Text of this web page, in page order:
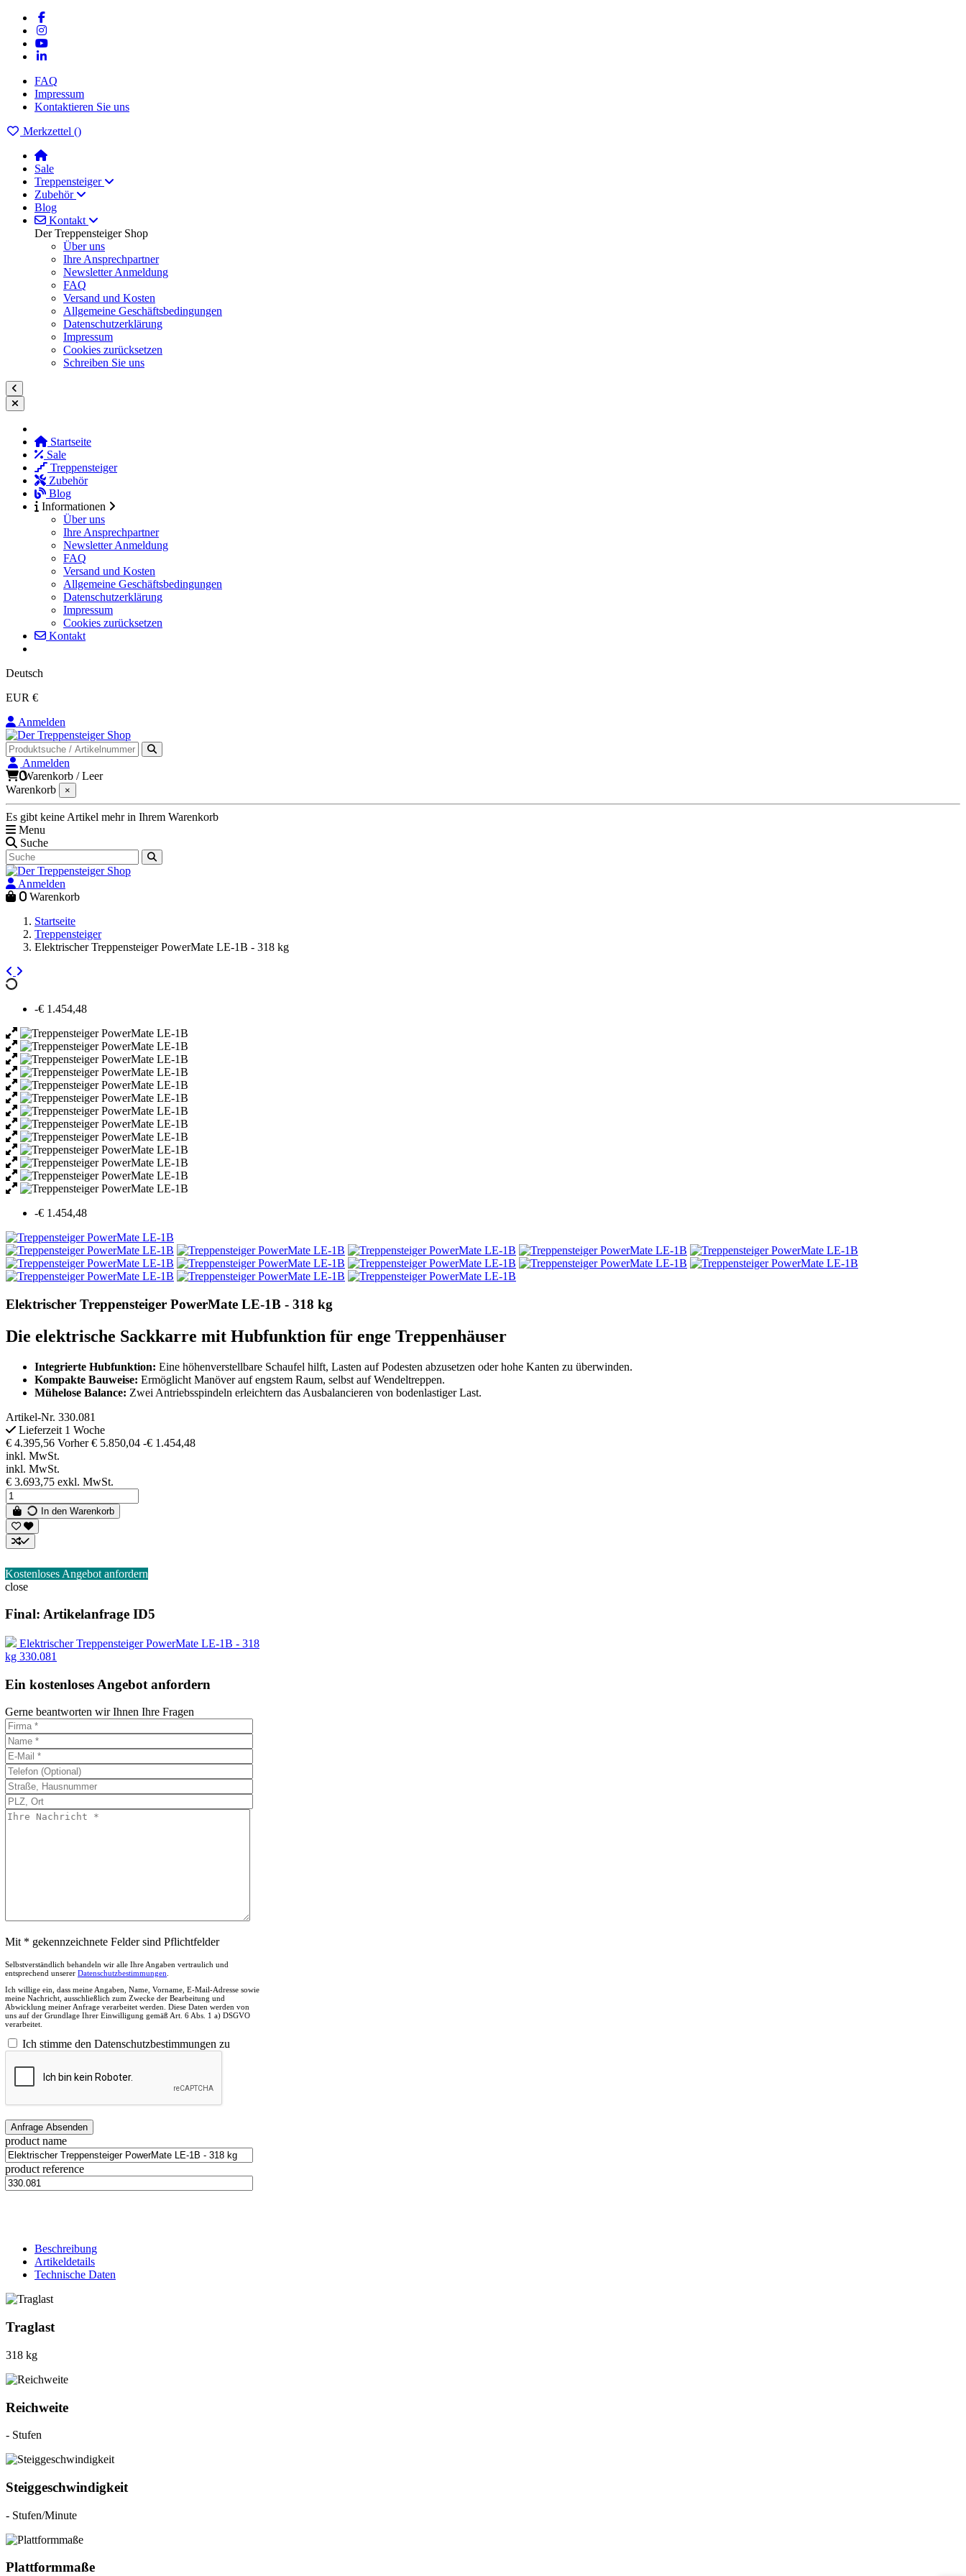
FAQ
Impressum
Kontaktieren Sie uns
Merkzettel ()
Sale
Treppensteiger
Zubehör
Blog
Kontakt
Der Treppensteiger Shop
Über uns
Ihre Ansprechpartner
Newsletter Anmeldung
FAQ
Versand und Kosten
Allgemeine Geschäftsbedingungen
Datenschutzerklärung
Impressum
Cookies zurücksetzen
Schreiben Sie uns
Startseite
Sale
Treppensteiger
Zubehör
Blog
Informationen
Über uns
Ihre Ansprechpartner
Newsletter Anmeldung
FAQ
Versand und Kosten
Allgemeine Geschäftsbedingungen
Datenschutzerklärung
Impressum
Cookies zurücksetzen
Kontakt
Deutsch
EUR €
Anmelden
Anmelden
0Warenkorb /Leer
Warenkorb
×
Es gibt keine Artikel mehr in Ihrem Warenkorb
Menu
Suche
Anmelden
0 Warenkorb
Startseite
Treppensteiger
Elektrischer Treppensteiger PowerMate LE-1B - 318 kg
-€ 1.454,48
-€ 1.454,48
Elektrischer Treppensteiger PowerMate LE-1B - 318 kg
Die elektrische Sackkarre mit Hubfunktion für enge Treppenhäuser
Integrierte Hubfunktion: Eine höhenverstellbare Schaufel hilft, Lasten auf Podesten abzusetzen oder hohe Kanten zu überwinden.
Kompakte Bauweise: Ermöglicht Manöver auf engstem Raum, selbst auf Wendeltreppen.
Mühelose Balance: Zwei Antriebsspindeln erleichtern das Ausbalancieren von bodenlastiger Last.
Artikel-Nr. 330.081
Lieferzeit 1 Woche
€ 4.395,56 Vorher€ 5.850,04 -€ 1.454,48
inkl. MwSt.
inkl. MwSt.
€ 3.693,75 exkl. MwSt.
In den Warenkorb
Kostenloses Angebot anfordern
close
Final: Artikelanfrage ID5
Elektrischer Treppensteiger PowerMate LE-1B - 318
kg 330.081
Ein kostenloses Angebot anfordern
Gerne beantworten wir Ihnen Ihre Fragen
Mit * gekennzeichnete Felder sind Pflichtfelder
Selbstverständlich behandeln wir alle Ihre Angaben vertraulich und
entsprechend unserer Datenschutzbestimmungen.
Ich willige ein, dass meine Angaben, Name, Vorname, E-Mail-Adresse sowie
meine Nachricht, ausschließlich zum Zwecke der Bearbeitung und
Abwicklung meiner Anfrage verarbeitet werden. Diese Daten werden von
uns auf der Grundlage Ihrer Einwilligung gemäß Art. 6 Abs. 1 a) DSGVO
verarbeitet.
Ich stimme den Datenschutzbestimmungen zu
product name
product reference
Beschreibung
Artikeldetails
Technische Daten
Traglast
318 kg
Reichweite
- Stufen
Steiggeschwindigkeit
- Stufen/Minute
Plattformmaße